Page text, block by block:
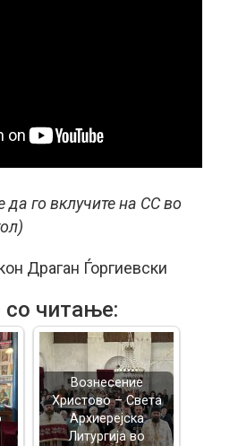
го вклучите на CC во
Драган Ѓоргиевски
читање:
Вознесение
Христово – Света
Архиерејска
Литургија во